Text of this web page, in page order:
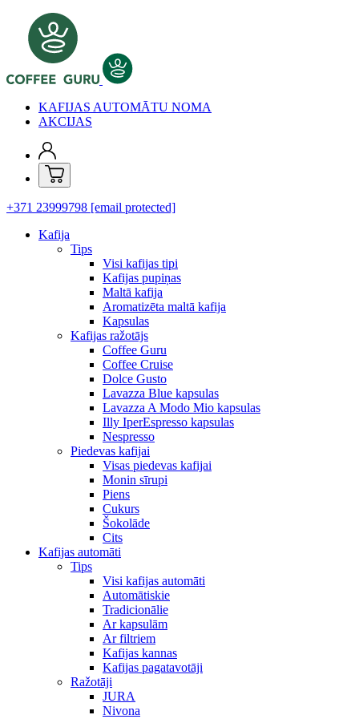
KAFIJAS AUTOMĀTU NOMA
AKCIJAS
+371 23999798 [email protected]
Kafija
Tips
Visi kafijas tipi
Kafijas pupiņas
Maltā kafija
Aromatizēta maltā kafija
Kapsulas
Kafijas ražotājs
Coffee Guru
Coffee Cruise
Dolce Gusto
Lavazza Blue kapsulas
Lavazza A Modo Mio kapsulas
Illy IperEspresso kapsulas
Nespresso
Piedevas kafijai
Visas piedevas kafijai
Monin sīrupi
Piens
Cukurs
Šokolāde
Cits
Kafijas automāti
Tips
Visi kafijas automāti
Automātiskie
Tradicionālie
Ar kapsulām
Ar filtriem
Kafijas kannas
Kafijas pagatavotāji
Ražotāji
JURA
Nivona